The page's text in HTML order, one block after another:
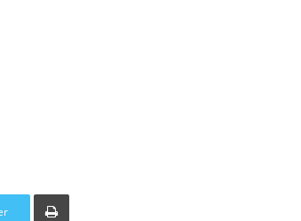
Tisknout